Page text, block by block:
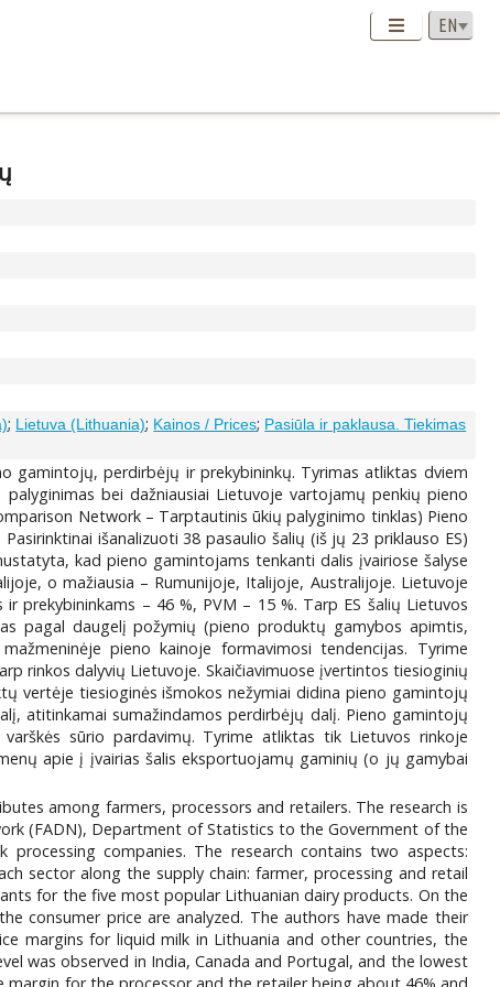
; Lietuva (Lithuania); Kainos / Prices; Pasiūla ir paklausa. Tiekimas
gamintojų, perdirbėjų ir prekybininkų. Tyrimas atliktas dviem
bei dažniausiai Lietuvoje vartojamų penkių pieno
Network – Tarptautinis ūkių palyginimo tinklas) Pieno
išanalizuoti 38 pasaulio šalių (iš jų 23 priklauso ES)
kad pieno gamintojams tenkanti dalis įvairiose šalyse
o mažiausia – Rumunijoje, Italijoje, Australijoje. Lietuvoje
prekybininkams – 46 %, PVM – 15 %. Tarp ES šalių Lietuvos
pagal daugelį požymių (pieno produktų gamybos apimtis,
pieno kainoje formavimosi tendencijas. Tyrime
rinkos dalyvių Lietuvoje. Skaičiavimuose įvertintos tiesioginių
vertėje tiesioginės išmokos nežymiai didina pieno gamintojų
atitinkamai sumažindamos perdirbėjų dalį. Pieno gamintojų
sūrio pardavimų. Tyrime atliktas tik Lietuvos rinkoje
apie į įvairias šalis eksportuojamų gaminių (o jų gamybai
among farmers, processors and retailers. The research is
(FADN), Department of Statistics to the Government of the
companies. The research contains two aspects:
sector along the supply chain: farmer, processing and retail
for the five most popular Lithuanian dairy products. On the
consumer price are analyzed. The authors have made their
margins for liquid milk in Lithuania and other countries, the
was observed in India, Canada and Portugal, and the lowest